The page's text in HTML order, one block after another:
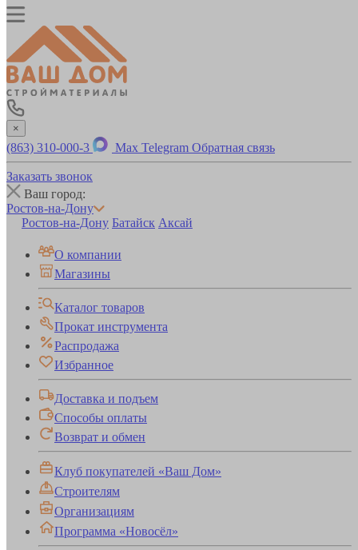
×
(863) 310-000-3 Max Telegram Обратная связь
Заказать звонок
Ваш город:
Ростов-на-Дону
Ростов-на-Дону Батайск Аксай
О компании
Магазины
Каталог товаров
Прокат инструмента
Распродажа
Избранное
Доставка и подъем
Способы оплаты
Возврат и обмен
Клуб покупателей «Ваш Дом»
Строителям
Организациям
Программа «Новосёл»